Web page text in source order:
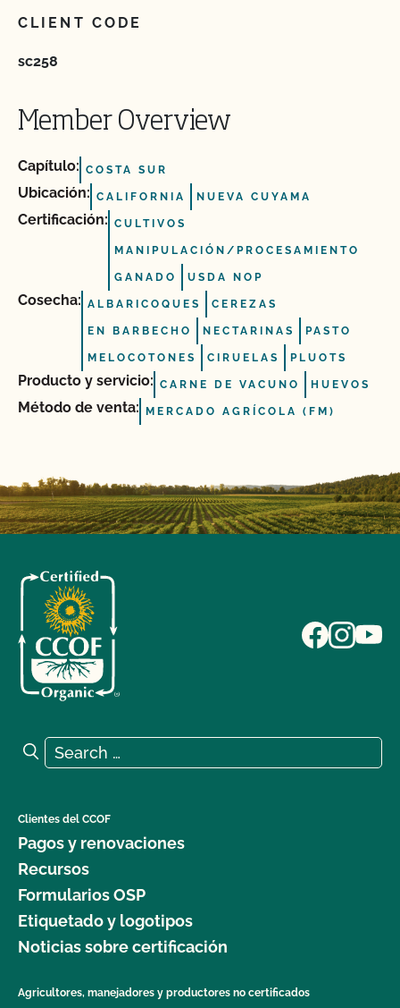
CLIENT CODE
sc258
Member Overview
Capítulo: COSTA SUR
Ubicación: CALIFORNIA NUEVA CUYAMA
Certificación: CULTIVOS
MANIPULACIÓN/PROCESAMIENTO
GANADO USDA NOP
Cosecha: ALBARICOQUES CEREZAS
EN BARBECHO NECTARINAS PASTO
MELOCOTONES CIRUELAS PLUOTS
Producto y servicio: CARNE DE VACUNO HUEVOS
Método de venta: MERCADO AGRÍCOLA (FM)
Search for:
Search
Clientes del CCOF
Pagos y renovaciones
Recursos
Formularios OSP
Etiquetado y logotipos
Noticias sobre certificación
Agricultores, manejadores y productores no certificados